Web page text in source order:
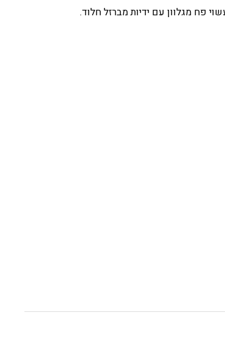
פח מגלוון עם ידיות מברזל חלוד.